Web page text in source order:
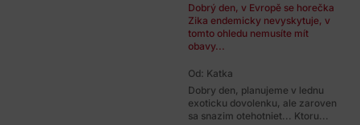
Dobrý den, v Evropě se horečka
Zika endemicky nevyskytuje, v
tomto ohledu nemusíte mít
obavy...
Od: Katka
Dobry den, planujeme v lednu
exoticku dovolenku, ale zaroven
sa snazim otehotniet... Ktoru...